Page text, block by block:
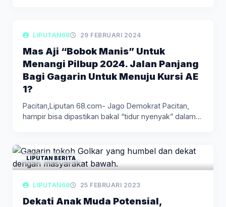
LIPUTAN BERITA
LIPUTAN68 29 FEBRUARI 2024
Mas Aji “Bobok Manis” Untuk
Menangi Pilbup 2024. Jalan Panjang
Bagi Gagarin Untuk Menuju Kursi AE
1?
Pacitan,Liputan 68.com- Jago Demokrat Pacitan,
hampir bisa dipastikan bakal “tidur nyenyak” dalam…
LIPUTAN BERITA
LIPUTAN68 25 FEBRUARI 2023
Dekati Anak Muda Potensial,